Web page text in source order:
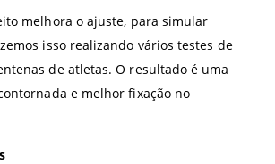
melhora o ajuste, para simular
isso realizando vários testes de
de atletas. O resultado é uma
e melhor fixação no